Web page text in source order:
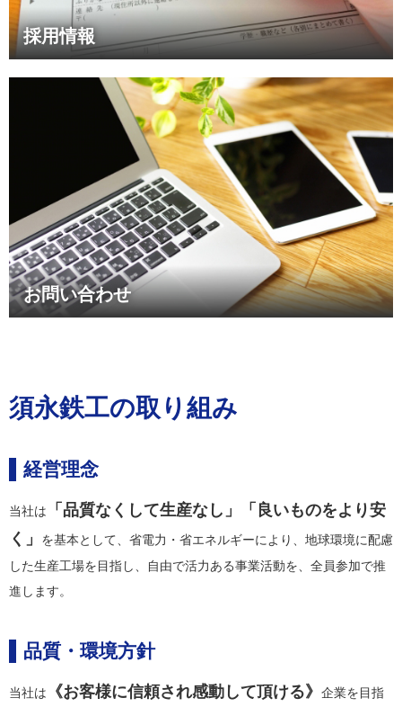
採用情報
お問い合わせ
須永鉄工の取り組み
経営理念
当社は
「品質なくして生産なし」「良いものをより安
く」
を基本として、省電力・省エネルギーにより、地球環境に配慮
した生産工場を目指し、自由で活力ある事業活動を、全員参加で推
進します。
品質・環境方針
当社は 《お客様に信頼され感動して頂ける》 企業を目指